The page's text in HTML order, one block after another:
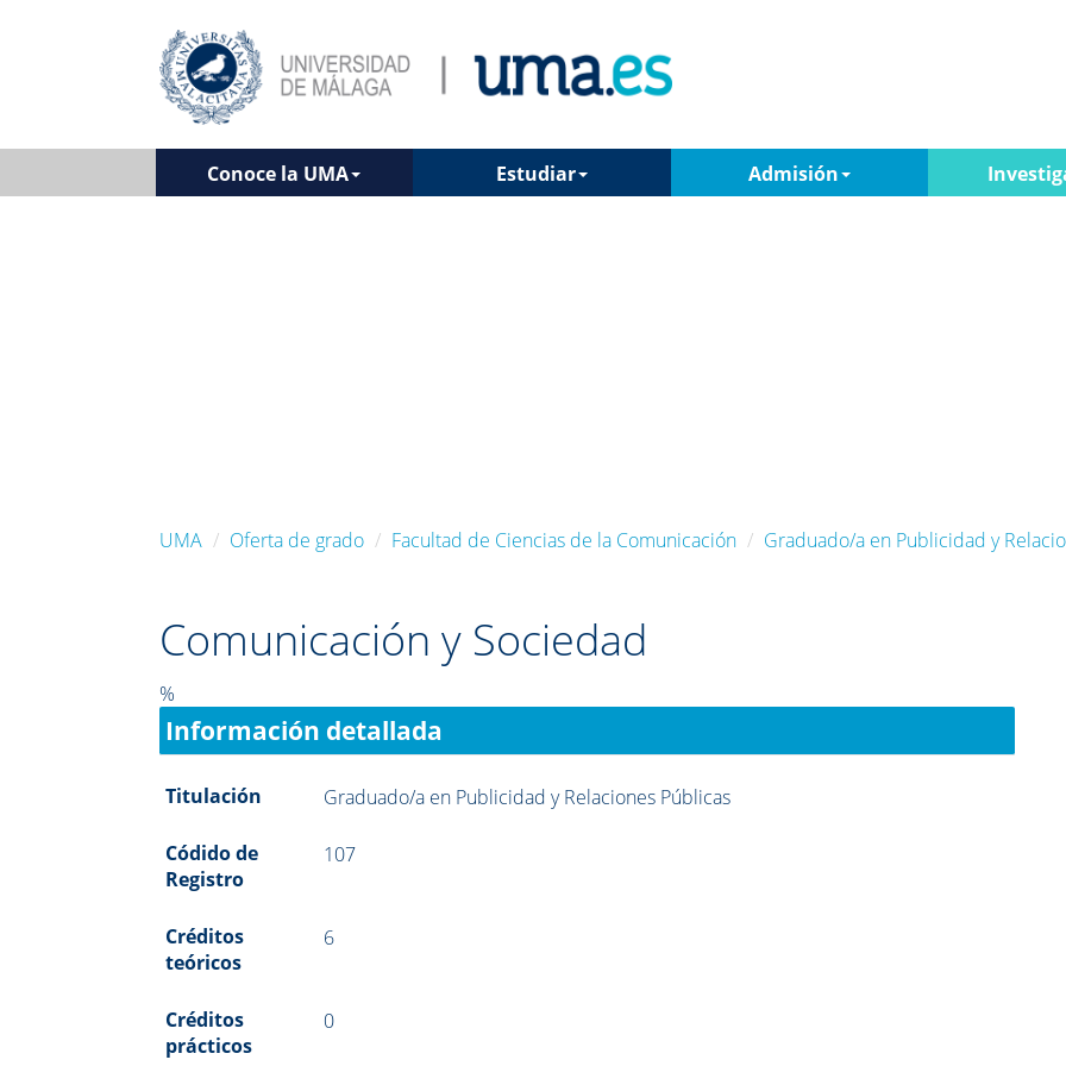
Conoce la UMA Estudiar Admisión
UMA Oferta de grado Facultad de Ciencias de la Comunicación Graduado/a en Publicidad y
Comunicación y Sociedad
%
Información detallada
Titulación Graduado/a en Publicidad y Relaciones Públicas
Códido de
Registro
107
Créditos
teóricos
6
Créditos
prácticos
0